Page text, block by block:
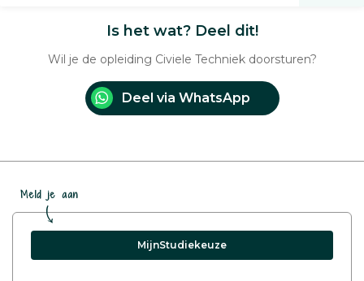
Is het wat? Deel dit!
Wil je de opleiding Civiele Techniek doorsturen?
Deel via WhatsApp
Meld je aan
MijnStudiekeuze